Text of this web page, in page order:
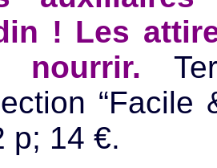
! Les
nourrir.
“Facile
p; 14 €.